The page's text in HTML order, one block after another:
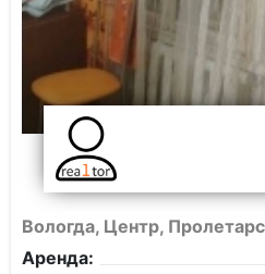
Вологда, Центр,
Аренда: